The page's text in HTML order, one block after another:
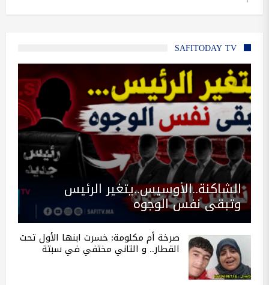
SAFITODAY TV
الشاكنة..الأوسيس..يتغير الرئيس
وتبقى نفس الوجوه
صرخة أم مكلومة: خسرت ابنها الأول تحت
القطار.. و الثاني مختفي في سبتة